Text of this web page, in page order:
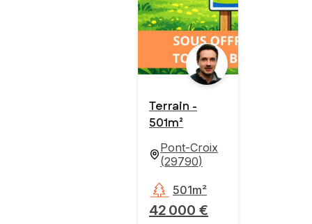
Terrain -
501m²
Pont-Croix
(29790)
42 000 €
501m²